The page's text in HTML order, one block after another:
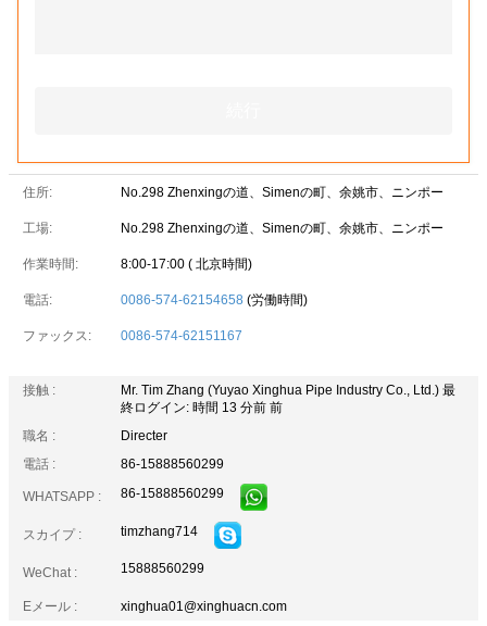
住所: No.298 Zhenxingの道、Simenの町、余姚市、ニンポー
工場: No.298 Zhenxingの道、Simenの町、余姚市、ニンポー
作業時間: 8:00-17:00 ( 北京時間)
電話: 0086-574-62154658 (労働時間)
ファックス: 0086-574-62151167
接触 : Mr. Tim Zhang (Yuyao Xinghua Pipe Industry Co., Ltd.) 最
終ログイン: 時間 13 分前 前
職名 :
Directer
電話 :
86-15888560299
WHATSAPP : 86-15888560299
スカイプ : timzhang714
WeChat : 15888560299
Eメール : xinghua01@xinghuacn.com